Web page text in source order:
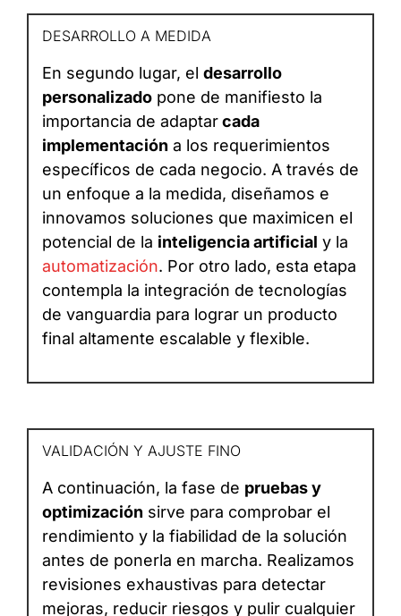
DESARROLLO A MEDIDA
En segundo lugar, el desarrollo
personalizado pone de manifiesto la
importancia de adaptarcada
implementación a los requerimientos
específicos de cada negocio. A través de
un enfoque a la medida, diseñamos e
innovamos soluciones que maximicen el
potencial de la inteligencia artificial y la
automatización. Por otro lado, esta etapa
contempla la integración de tecnologías
de vanguardia para lograr un producto
final altamente escalable y flexible.
VALIDACIÓN Y AJUSTE FINO
A continuación, la fase de pruebas y
optimización sirve para comprobar el
rendimiento y la fiabilidad de la solución
antes de ponerla en marcha. Realizamos
revisiones exhaustivas para detectar
mejoras, reducir riesgos y pulir cualquier